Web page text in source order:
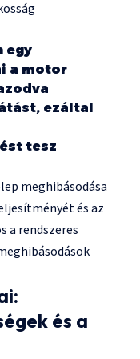
egy
a motor
ezáltal
tesz
meghibásodása
és az
a rendszeres
és a